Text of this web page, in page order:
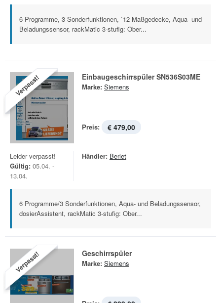
6 Programme, 3 Sonderfunktionen, `12 Maßgedecke, Aqua- und
Beladungssensor, rackMatic 3-stufig: Ober...
Verpasst! Einbaugeschirrspüler SN536S03ME
Marke: Siemens
Preis: € 479,00
Leider verpasst!
Gültig: 05.04. -
13.04.
Händler: Berlet
6 Programme/3 Sonderfunktionen, Aqua- und Beladungssensor,
dosierAssistent, rackMatic 3-stufig: Ober...
Verpasst! Geschirrspüler
Marke: Siemens